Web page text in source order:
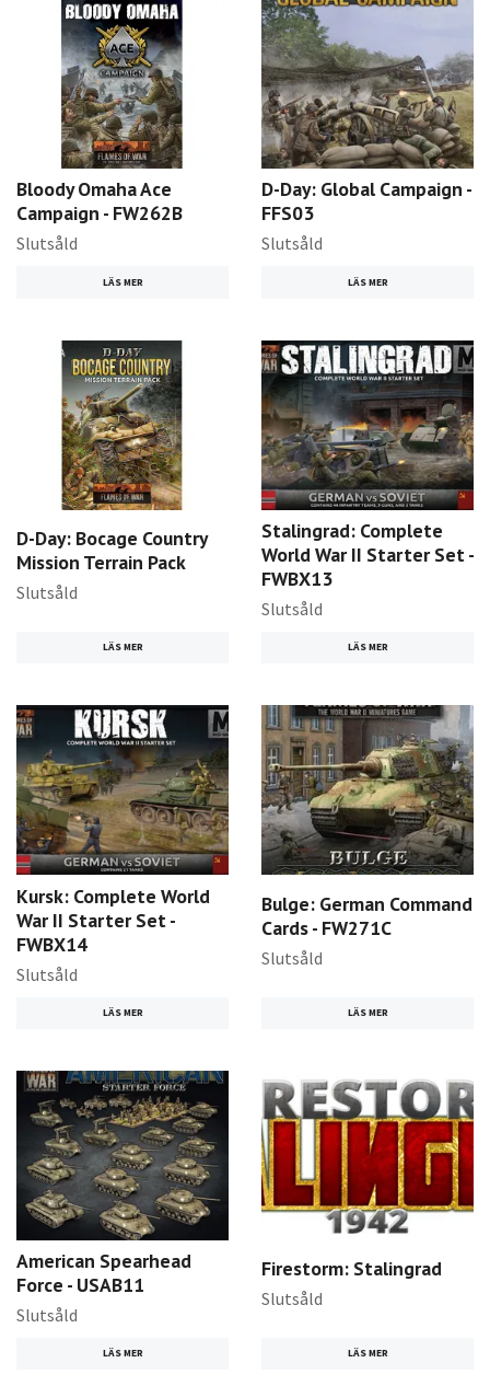
Bloody Omaha Ace
Campaign - FW262B
Slutsåld
LÄS MER
D-Day: Global Campaign -
FFS03
Slutsåld
LÄS MER
D-Day: Bocage Country
Mission Terrain Pack
Slutsåld
LÄS MER
Stalingrad: Complete
World War II Starter Set -
FWBX13
Slutsåld
LÄS MER
Kursk: Complete World
War II Starter Set -
FWBX14
Slutsåld
LÄS MER
Bulge: German Command
Cards - FW271C
Slutsåld
LÄS MER
American Spearhead
Force - USAB11
Slutsåld
LÄS MER
Firestorm: Stalingrad
Slutsåld
LÄS MER